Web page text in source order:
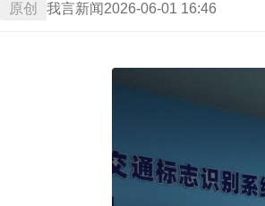
原创 我言新闻 2026-06-01 16:46